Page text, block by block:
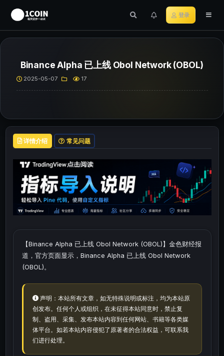
登录
Binance Alpha 已上线 Obol Network (OBOL)
2025-05-07 17
详情介绍 常见问题
【Binance Alpha 已上线 Obol Network (OBOL)】金色财经报
道，官方页面显示，Binance Alpha 已上线 Obol Network
(OBOL)。
声明：本站所有文章，如无特殊说明或标注，均为本站原
创发布。任何个人或组织，在未征得本站同意时，禁止复
制、盗用、采集、发布本站内容到任何网站、书籍等各类媒
体平台。如若本站内容侵犯了原著者的合法权益，可联系我
们进行处理。